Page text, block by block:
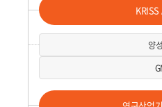
양